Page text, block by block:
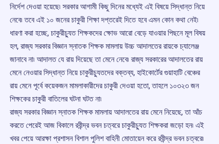
নির্দেশ দেওয়া হয়েছে৷ সরকার আগামী কিছু দিনের মধ্যেই এই বিষয়ে সিদ্ধান্ত নিয়ে
নেবে৷ তবে এই ১০ জনের চাকুরী শিক্ষা দপ্তরেই দিতে হবে এমন কোন কথা নেই৷
ধারণা করা হচ্ছে, চাকুরীচ্যুত শিক্ষকদের ক্ষোভ আরো বেড়ে যাওয়ার পিছনে মূল বিষয়
হল, রাজ্য সরকার বিজ্ঞান স্নাতক শিক্ষক মামলায় উচ্চ আদালতের রায়কে চ্যালেঞ্জ
জানাবে না৷ আদালত যে রায় দিয়েছে তা মেনে নেবে৷ রাজ্য সরকারের আদালতের রায়
মেনে নেওয়ার সিদ্ধান্ত নিয়ে চাকুরীচ্যুতদের বক্তব্য, হাইকোর্টের গুয়াহাটি বেঞ্চের
রায় মেনে পূর্বে কয়েকজন মামলাকারীদের চাকুরী দেওয়া হতো, তাহলে ১০৩২৩ জন
শিক্ষকের চাকুরী বাতিলের ঘটনা ঘটত না৷
রাজ্য সরকার বিজ্ঞান স্নাতক শিক্ষক মামলায় আদালতের রায় মেনে নিয়েছে, তা আঁচ
করতে পেরেই আজ বিকালে রবীন্দ্র ভবন চত্বরে চাকুরীচ্যুত শিক্ষকরা জড়ো হন৷ এই
খবর পেয়ে আরক্ষা প্রশাসন বিশাল পুলিশ বাহিনী মোতায়েন করে রবীন্দ্র ভবন চত্বরে৷